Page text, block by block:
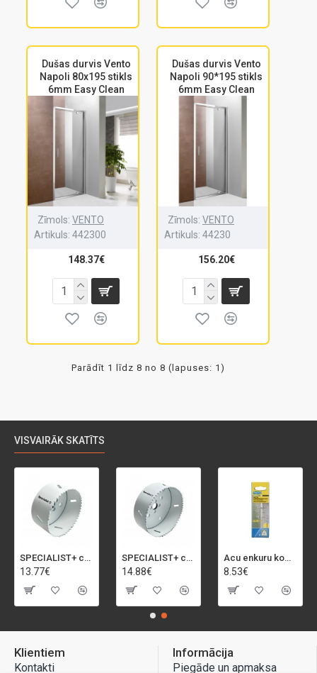
Dušas durvis Vento
Napoli 80x195 stikls
6mm Easy Clean
Zīmols: VENTO
Artikuls: 442300
148.37€
Dušas durvis Vento
Napoli 90*195 stikls
6mm Easy Clean
Zīmols: VENTO
Artikuls: 44230
156.20€
Parādīt 1 līdz 8 no 8 (lapuses: 1)
VISVAIRĀK SKATĪTS
SPECIALIST+ caurumu zāģis BI-METAL, 92 mm
13.77€
SPECIALIST+ caurumu zāģis BI-METAL, 98 mm
14.88€
Acu enkuru komplekts, 3-13 mm, Rapid, 12 gab.
8.53€
Klientiem
Kontakti
Informācija
Piegāde un apmaksa